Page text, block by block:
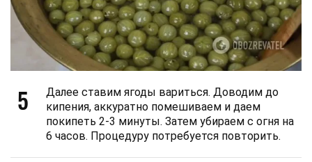
5
Далее ставим ягоды вариться. Доводим до
кипения, аккуратно помешиваем и даем
покипеть 2-3 минуты. Затем убираем с огня на
6 часов. Процедуру потребуется повторить.